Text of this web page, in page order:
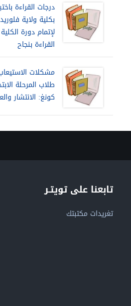
درجات القراءة
بكلية ولاية
لإتمام دورة
القراءة بنجاح
مشكلات
طلاب المرحلة
كونغ: الانتشار
تابعنا على تويتـر
تغريدات مكتبتك